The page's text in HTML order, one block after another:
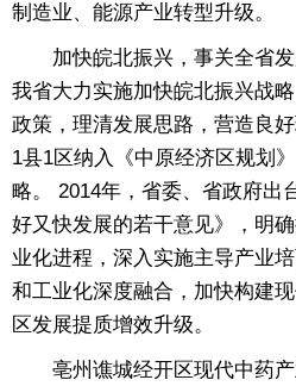
制造业、能源产业转型升级。
加快皖北振兴，事关全省发
我省大力实施加快皖北振兴战
政策，理清发展思路，营造良
1县1区纳入《中原经济区规划
略。 2014年，省委、省政府出
好又快发展的若干意见》，明
业化进程，深入实施主导产业
和工业化深度融合，加快构建
区发展提质增效升级。
亳州谯城经开区现代中药产